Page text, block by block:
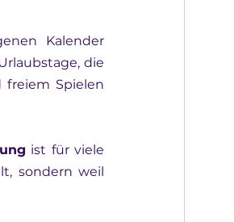
Kalender
die
freiem Spielen
ist für viele
sondern weil